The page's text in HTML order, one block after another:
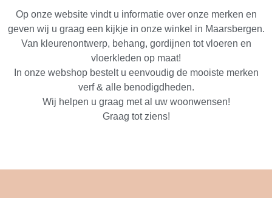
Op onze website vindt u informatie over onze merken en
geven wij u graag een kijkje in onze winkel in Maarsbergen.
Van kleurenontwerp, behang, gordijnen tot vloeren en
vloerkleden op maat!
In onze webshop bestelt u eenvoudig de mooiste merken
verf & alle benodigdheden.
Wij helpen u graag met al uw woonwensen!
Graag tot ziens!